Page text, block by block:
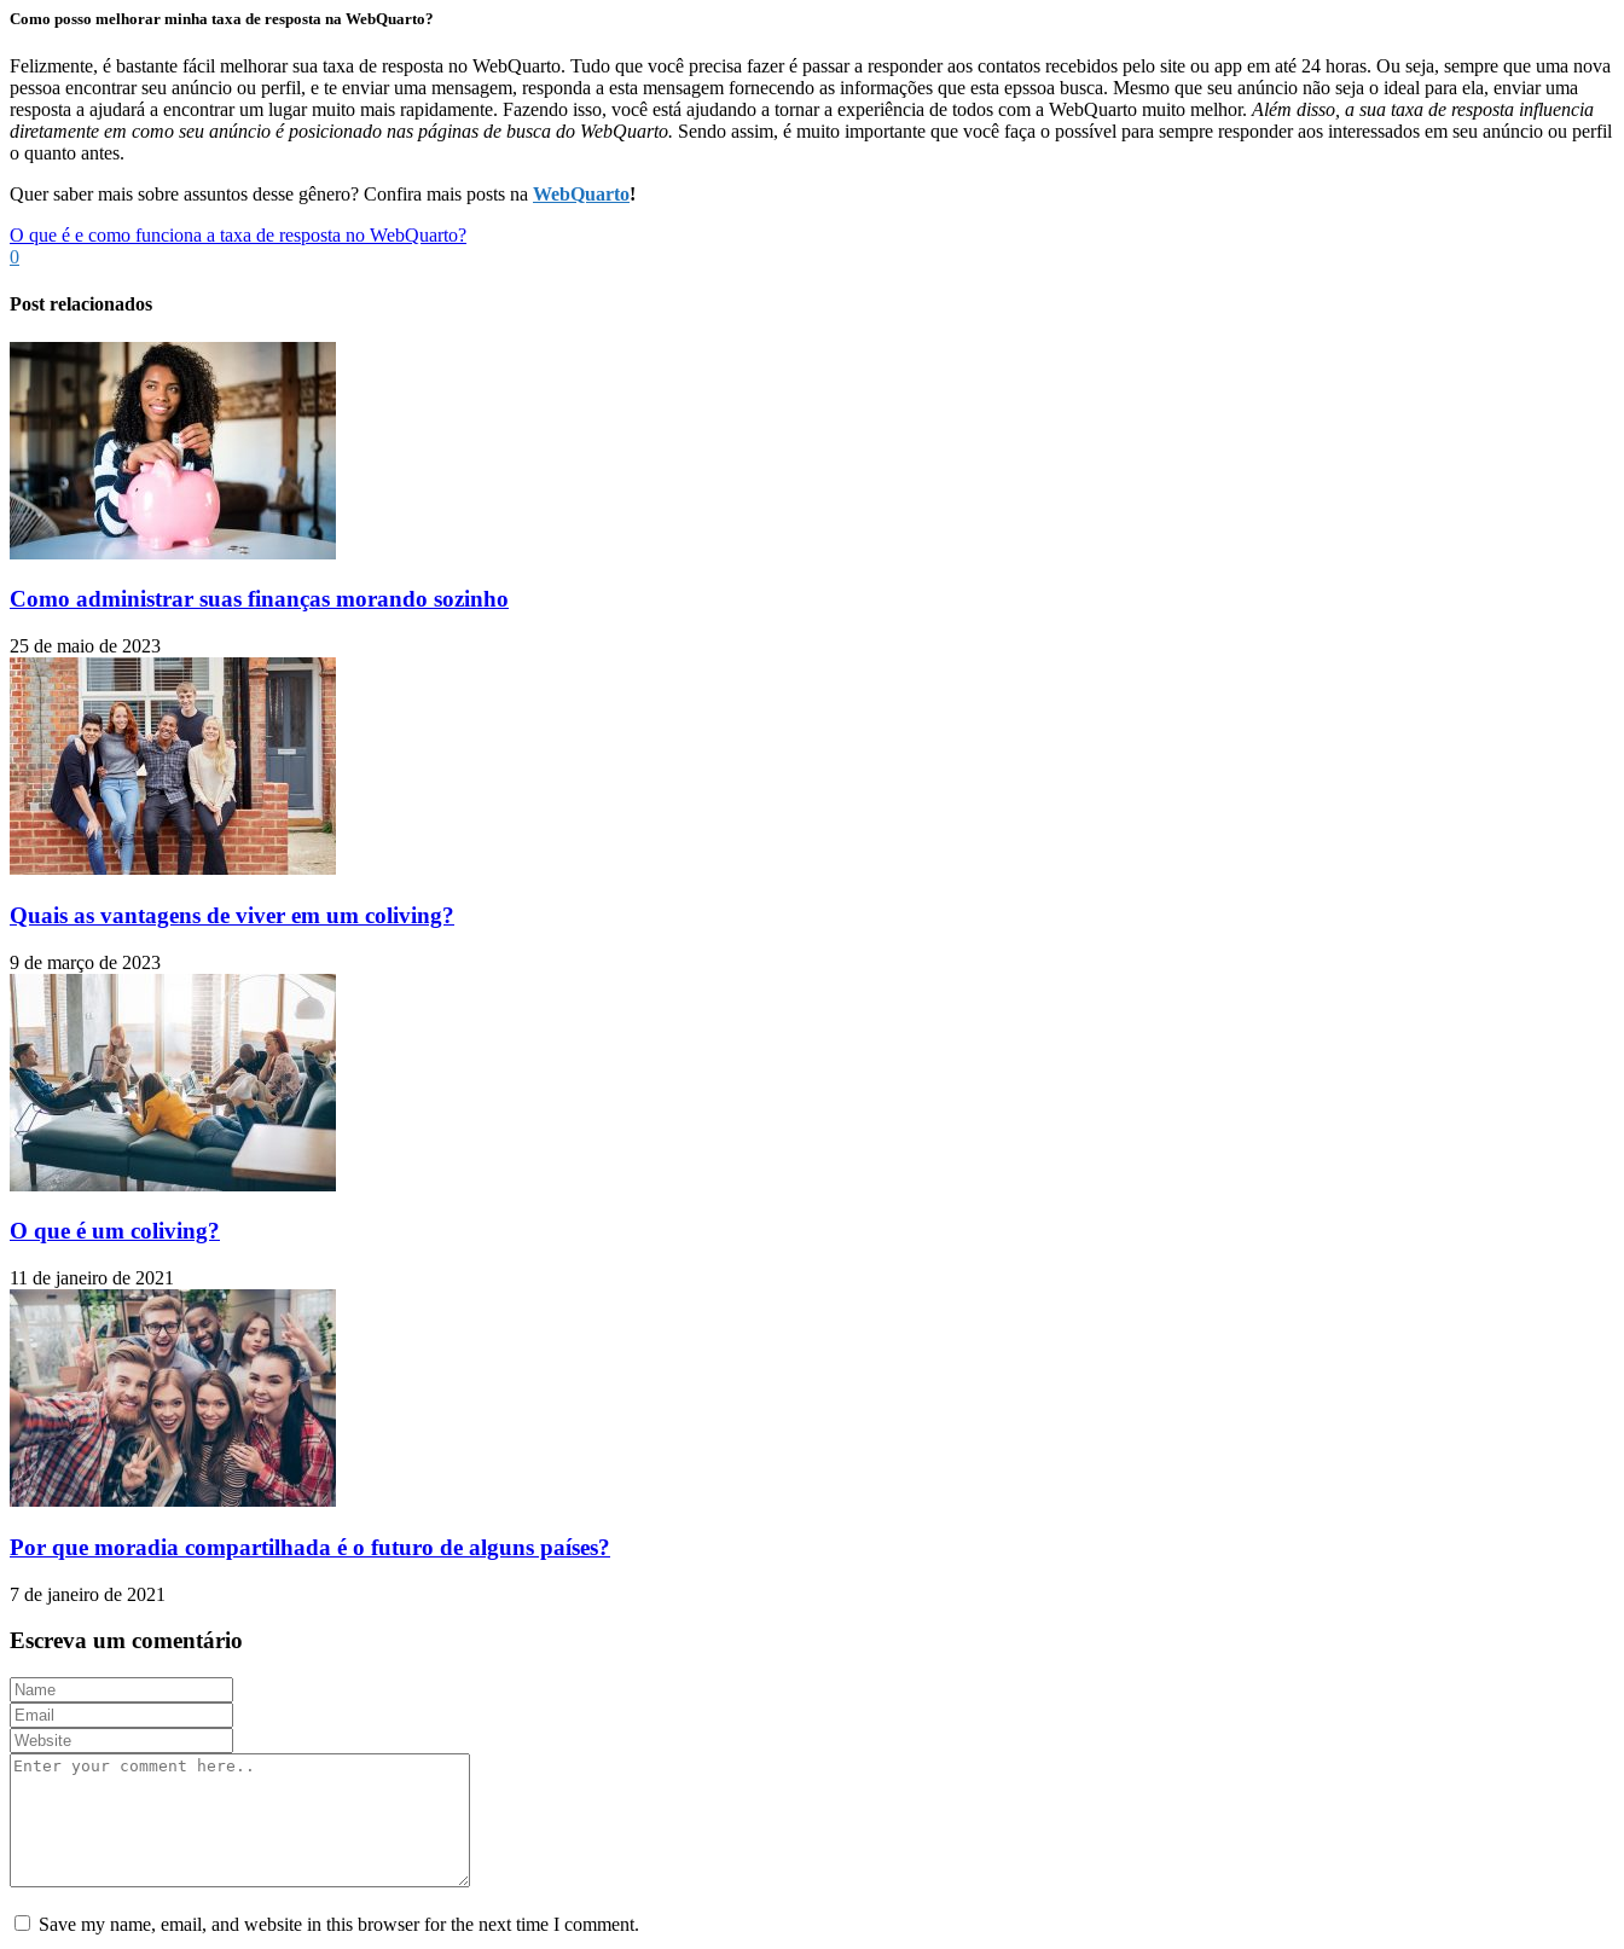
Como posso melhorar minha taxa de resposta na WebQuarto?
Felizmente, é bastante fácil melhorar sua taxa de resposta no WebQuarto. Tudo que você precisa fazer é passar a responder aos contatos recebidos pelo site ou app em até 24 horas. Ou seja, sempre que uma nova
pessoa encontrar seu anúncio ou perfil, e te enviar uma mensagem, responda a esta mensagem fornecendo as informações que esta epssoa busca. Mesmo que seu anúncio não seja o ideal para ela, enviar uma
resposta a ajudará a encontrar um lugar muito mais rapidamente. Fazendo isso, você está ajudando a tornar a experiência de todos com a WebQuarto muito melhor. Além disso, a sua taxa de resposta influencia
diretamente em como seu anúncio é posicionado nas páginas de busca do WebQuarto. Sendo assim, é muito importante que você faça o possível para sempre responder aos interessados em seu anúncio ou perfil
o quanto antes.
Quer saber mais sobre assuntos desse gênero? Confira mais posts na WebQuarto!
O que é e como funciona a taxa de resposta no WebQuarto?
0
Post relacionados
Como administrar suas finanças morando sozinho
25 de maio de 2023
Quais as vantagens de viver em um coliving?
9 de março de 2023
O que é um coliving?
11 de janeiro de 2021
Por que moradia compartilhada é o futuro de alguns países?
7 de janeiro de 2021
Escreva um comentário
Save my name, email, and website in this browser for the next time I comment.